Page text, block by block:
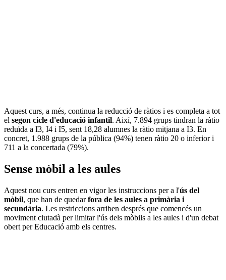
Aquest curs, a més, continua la reducció de ràtios i es completa a tot
el segon cicle d'educació infantil. Així, 7.894 grups tindran la ràtio
reduïda a I3, I4 i I5, sent 18,28 alumnes la ràtio mitjana a I3. En
concret, 1.988 grups de la pública (94%) tenen ràtio 20 o inferior i
711 a la concertada (79%).
Sense mòbil a les aules
Aquest nou curs entren en vigor les instruccions per a l'ús del
mòbil, que han de quedarfora de les aules a primària i
secundària. Les restriccions arriben després que comencés un
moviment ciutadà per limitar l'ús dels mòbils a les aules i d'un debat
obert per Educació amb els centres.